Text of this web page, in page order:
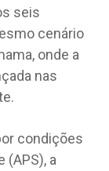
seis
cenário
onde a
nas
condições
(APS), a